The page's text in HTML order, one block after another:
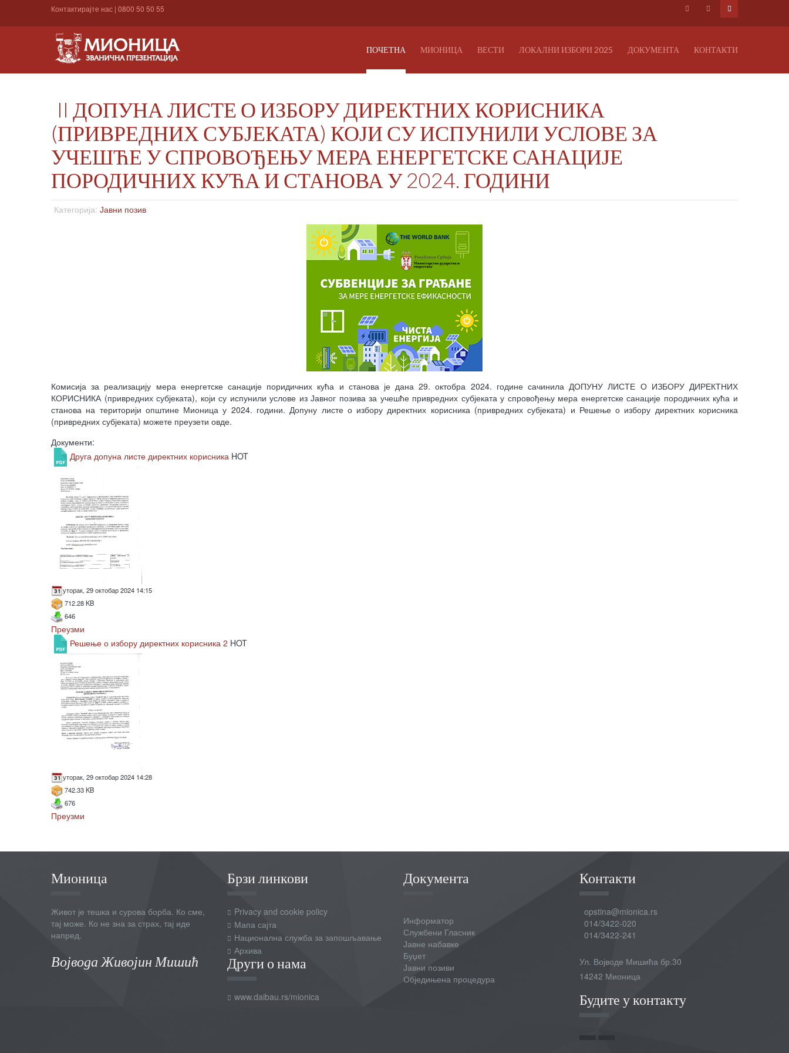
Контактирајте нас | 0800 50 50 55
ПОЧЕТНА МИОНИЦА ВЕСТИ ЛОКАЛНИ ИЗБОРИ 2025 ДОКУМЕНТА КОНТАКТИ
II ДОПУНА ЛИСТЕ О ИЗБОРУ ДИРЕКТНИХ КОРИСНИКА
(ПРИВРЕДНИХ СУБЈЕКАТА) КОЈИ СУ ИСПУНИЛИ УСЛОВЕ ЗА
УЧЕШЋЕ У СПРОВОЂЕЊУ МЕРА ЕНЕРГЕТСКЕ САНАЦИЈЕ
ПОРОДИЧНИХ КУЋА И СТАНОВА У 2024. ГОДИНИ
Категорија: Јавни позив
Комисија за реализацију мера енергетске санације поридичних кућа и станова је дана 29. октобра 2024. године сачинила ДОПУНУ ЛИСТЕ О ИЗБОРУ ДИРЕКТНИХ
КОРИСНИКА (привредних субјеката), који су испунили услове из Јавног позива за учешће привредних субјеката у спровођењу мера енергетске санације породичних кућа и
станова на територији општине Мионица у 2024. години. Допуну листе о избору директних корисника (привредних субјеката) и Решење о избору директних корисника
(привредних субјеката) можете преузети овде.
Документи:
Друга допуна листе директних корисника HOT
уторак, 29 октобар 2024 14:15
712.28 KB
646
Преузми
Решење о избору директних корисника 2 HOT
уторак, 29 октобар 2024 14:28
742.33 KB
676
Преузми
Мионица
Живот је тешка и сурова борба. Ко сме,
тај може. Ко не зна за страх, тај иде
напред.
Војвода Живојин Мишић
Брзи линкови
Privacy and cookie policy
Мапа сајта
Национална служба за запошљавање
Архива
Други о нама
www.daibau.rs/mionica
Документа
Информатор
Службени Гласник
Јавне набавке
Буџет
Јавни позиви
Обједињена процедура
Контакти
opstina@mionica.rs
014/3422-020
014/3422-241
Ул. Војводе Мишића бр.30
14242 Мионица
Будите у контакту